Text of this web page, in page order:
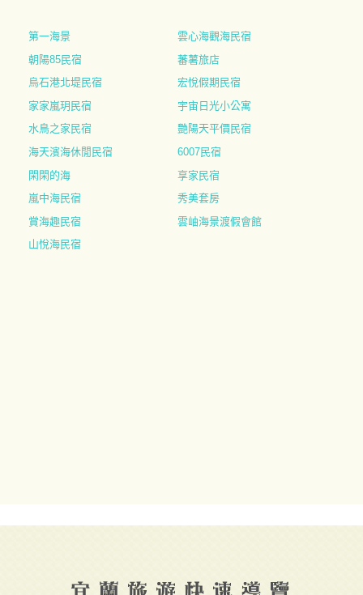
第一海景
雲心海觀海民宿
朝陽85民宿
蕃薯旅店
烏石港北堤民宿
宏悅假期民宿
家家嵐玥民宿
宇宙日光小公寓
水鳥之家民宿
艷陽天平價民宿
海天濱海休閒民宿
6007民宿
閑閑的海
享家民宿
嵐中海民宿
秀美套房
賞海趣民宿
雲岫海景渡假會館
山悅海民宿